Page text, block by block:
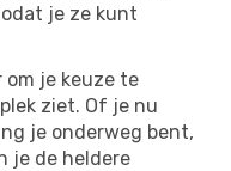
je ze kunt
om je keuze te
ziet. Of je nu
je onderweg bent,
je de heldere